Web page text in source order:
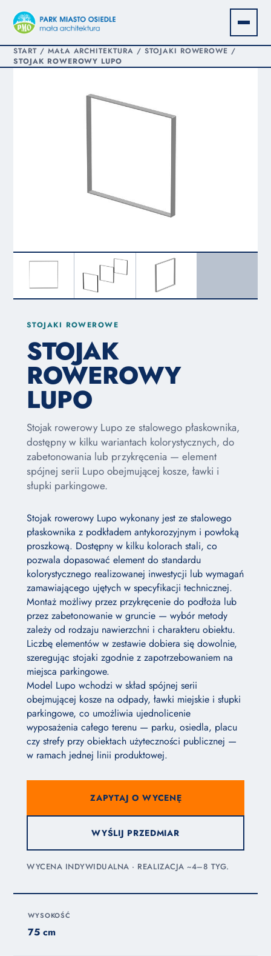
START/ MAŁA ARCHITEKTURA / STOJAKI ROWEROWE /
STOJAK ROWEROWY LUPO
STOJAKI ROWEROWE
STOJAK
ROWEROWY
LUPO
Stojak rowerowy Lupo ze stalowego płaskownika,
dostępny w kilku wariantach kolorystycznych, do
zabetonowania lub przykręcenia — element
spójnej serii Lupo obejmującej kosze, ławki i
słupki parkingowe.
Stojak rowerowy Lupo wykonany jest ze stalowego
płaskownika z podkładem antykorozyjnym i powłoką
proszkową. Dostępny w kilku kolorach stali, co
pozwala dopasować element do standardu
kolorystycznego realizowanej inwestycji lub wymagań
zamawiającego ujętych w specyfikacji technicznej.
Montaż możliwy przez przykręcenie do podłoża lub
przez zabetonowanie w gruncie — wybór metody
zależy od rodzaju nawierzchni i charakteru obiektu.
Liczbę elementów w zestawie dobiera się dowolnie,
szeregując stojaki zgodnie z zapotrzebowaniem na
miejsca parkingowe.
Model Lupo wchodzi w skład spójnej serii
obejmującej kosze na odpady, ławki miejskie i słupki
parkingowe, co umożliwia ujednolicenie
wyposażenia całego terenu — parku, osiedla, placu
czy strefy przy obiektach użyteczności publicznej —
w ramach jednej linii produktowej.
ZAPYTAJ O WYCENĘ
WYŚLIJ PRZEDMIAR
WYCENA INDYWIDUALNA · REALIZACJA ~4–8 TYG.
WYSOKOŚĆ
75 cm